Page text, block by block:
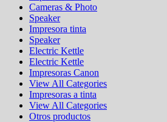
Cameras & Photo
Speaker
Impresora tinta
Speaker
Electric Kettle
Electric Kettle
Impresoras Canon
View All Categories
Impresoras a tinta
View All Categories
Otros productos